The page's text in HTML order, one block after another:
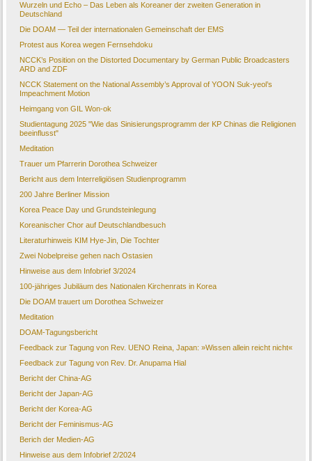
Wurzeln und Echo – Das Leben als Koreaner der zweiten Generation in
Deutschland
Die DOAM — Teil der internationalen Gemeinschaft der EMS
Protest aus Korea wegen Fernsehdoku
NCCK’s Position on the Distorted Documentary by German Public Broadcasters
ARD and ZDF
NCCK Statement on the National Assembly’s Approval of YOON Suk-yeol’s
Impeachment Motion
Heimgang von GIL Won-ok
Studientagung 2025 "Wie das Sinisierungsprogramm der KP Chinas die Religionen
beeinflusst"
Meditation
Trauer um Pfarrerin Dorothea Schweizer
Bericht aus dem Interreligiösen Studienprogramm
200 Jahre Berliner Mission
Korea Peace Day und Grundsteinlegung
Koreanischer Chor auf Deutschlandbesuch
Literaturhinweis KIM Hye-Jin, Die Tochter
Zwei Nobelpreise gehen nach Ostasien
Hinweise aus dem Infobrief 3/2024
100-jähriges Jubiläum des Nationalen Kirchenrats in Korea
Die DOAM trauert um Dorothea Schweizer
Meditation
DOAM-Tagungsbericht
Feedback zur Tagung von Rev. UENO Reina, Japan: »Wissen allein reicht nicht«
Feedback zur Tagung von Rev. Dr. Anupama Hial
Bericht der China-AG
Bericht der Japan-AG
Bericht der Korea-AG
Bericht der Feminismus-AG
Berich der Medien-AG
Hinweise aus dem Infobrief 2/2024